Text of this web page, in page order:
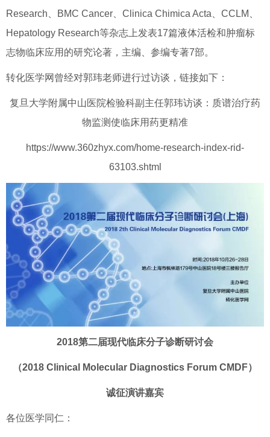
Research
BMC Cancer Clinica Chimica Acta CCLM
Hepatology Research等杂志上发表17篇液体活检和肿瘤标
志物临床应用的研究论著，主编、参编专著7部。
转化医学网曾经对郭玮老师进行过访谈，链接如下：
复旦大学附属中山医院检验科副主任郭玮访谈：质谱治疗药
物监测使临床用药更精准
https://www.360zhyx.com/home-research-index-rid-
63103.shtml
2018第二届现代临床分子诊断研讨会
（2018 Clinical Molecular Diagnostics Forum CMDF）
诚征演讲嘉宾
各位医学同仁：